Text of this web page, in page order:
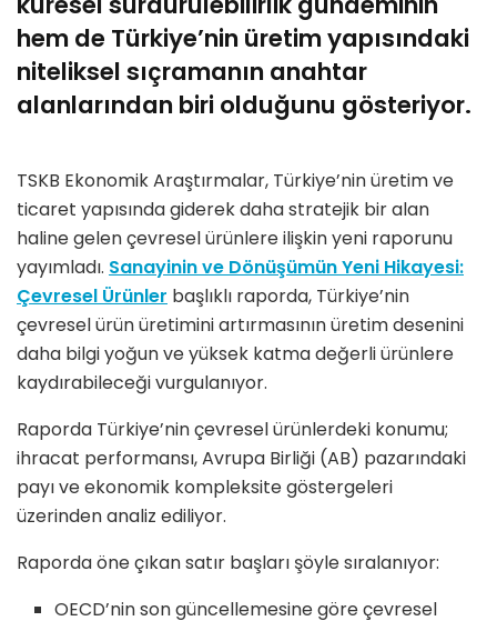
hem de Türkiye’nin üretim yapısındaki
niteliksel sıçramanın anahtar
alanlarından biri olduğunu gösteriyor.
TSKB Ekonomik Araştırmalar, Türkiye’nin üretim ve
ticaret yapısında giderek daha stratejik bir alan
haline gelen çevresel ürünlere ilişkin yeni raporunu
yayımladı. Sanayinin ve Dönüşümün Yeni Hikayesi:
Çevresel Ürünler başlıklı raporda, Türkiye’nin
çevresel ürün üretimini artırmasının üretim desenini
daha bilgi yoğun ve yüksek katma değerli ürünlere
kaydırabileceği vurgulanıyor.
Raporda Türkiye’nin çevresel ürünlerdeki konumu;
ihracat performansı, Avrupa Birliği (AB) pazarındaki
payı ve ekonomik kompleksite göstergeleri
üzerinden analiz ediliyor.
Raporda öne çıkan satır başları şöyle sıralanıyor:
OECD’nin son güncellemesine göre çevresel